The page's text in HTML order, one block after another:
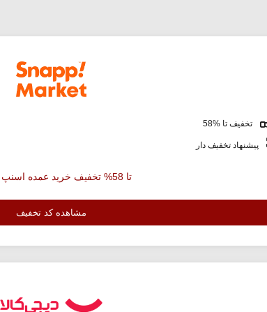
تخفیف تا %58
پیشنهاد تخفیف دار
تا 58% تخفیف خرید عمده اسنپ مارکت
مشاهده کد تخفیف